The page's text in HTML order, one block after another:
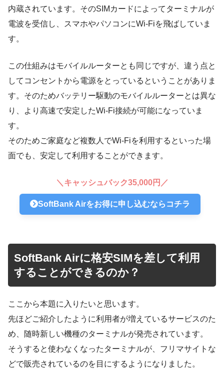
内蔵されています。そのSIMカードによってターミナルが
電波を受信し、スマホやパソコンにWi-Fiを飛ばしていま
す。
この仕組みはモバイルルーターとも同じですが、違う点と
してコンセントから電源をとっているということがありま
す。そのためバッテリー駆動のモバイルルーターとは異な
り、より高速で安定したWi-Fi接続が可能になっていま
す。
そのためご家庭など複数人でWi-Fiを利用するといった場
面でも、安定して利用することができます。
＼キャッシュバック35,000円／
SoftBank Airをお得に申し込むならコチラ
SoftBank Airに格安SIMを差して利用
することができるのか？
ここから本題に入りたいと思います。
先ほどご紹介したように利用者が増えているサービスのた
め、随時新しい機種のターミナルが発売されています。
そうすると使わなくなったターミナルが、フリマサイトな
どで販売されているのを目にするようになりました。